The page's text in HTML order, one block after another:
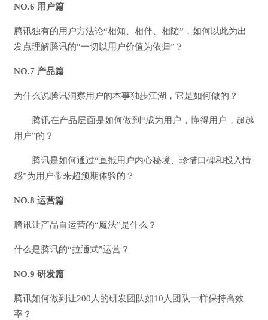
NO.6 用户篇
腾讯独有的用户方法论“相知、相伴、相随”，如何以此为出
发点理解腾讯的“一切以用户价值为依归”？
NO.7 产品篇
为什么说腾讯洞察用户的本事独步江湖，它是如何做的？
腾讯在产品层面是如何做到“成为用户，懂得用户，超越
用户”的？
腾讯是如何通过“直抵用户内心秘境、珍惜口碑和投入情
感”为用户带来超预期体验的？
NO.8 运营篇
腾讯让产品自运营的“魔法”是什么？
什么是腾讯的“拉通式”运营？
NO.9 研发篇
腾讯如何做到让200人的研发团队如10人团队一样保持高效
率？